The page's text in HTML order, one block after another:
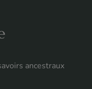
ancestraux